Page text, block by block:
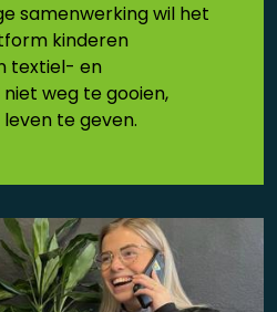
samenwerking wil het
kinderen
textiel- en
weg te gooien,
te geven.